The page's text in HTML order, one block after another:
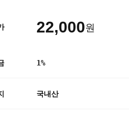
22,000원
1%
국내산